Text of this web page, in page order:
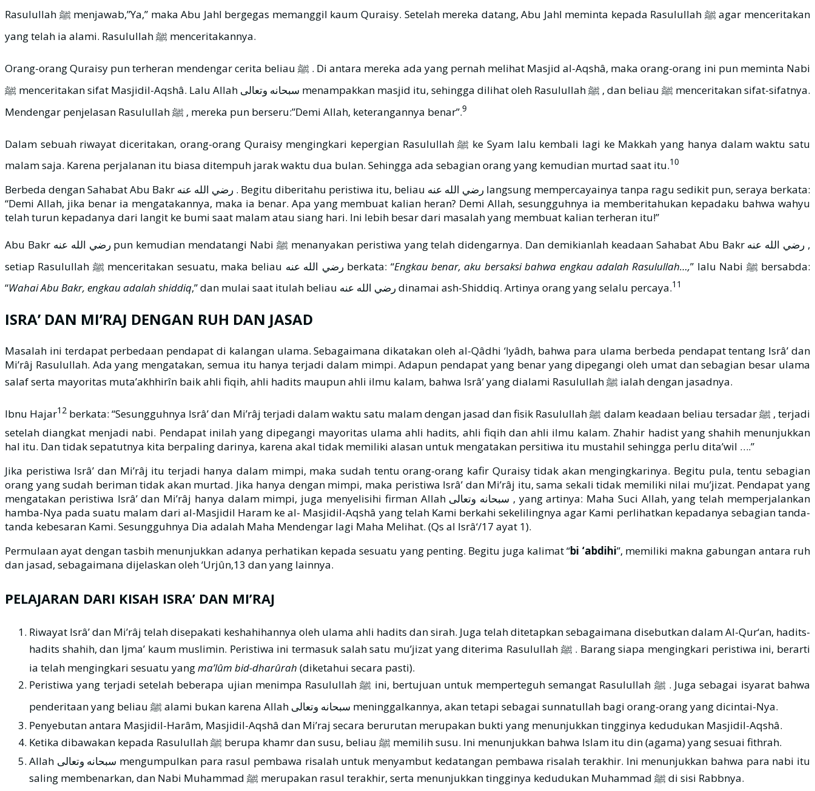
Rasulullah ﷺ menjawab,”Ya,” maka Abu Jahl bergegas memanggil kaum Quraisy. Setelah mereka datang, Abu Jahl meminta kepada Rasulullah ﷺ agar menceritakan
yang telah ia alami. Rasulullah ﷺ menceritakannya.
Orang-orang Quraisy pun terheran mendengar cerita beliau ﷺ . Di antara mereka ada yang pernah melihat Masjid al-Aqshâ, maka orang-orang ini pun meminta Nabi
ﷺ menceritakan sifat Masjidil-Aqshâ. Lalu Allah سبحانه وتعالى menampakkan masjid itu, sehingga dilihat oleh Rasulullah ﷺ , dan beliau ﷺ menceritakan sifat-sifatnya.
Mendengar penjelasan Rasulullah ﷺ , mereka pun berseru:”Demi Allah, keterangannya benar”.9
Dalam sebuah riwayat diceritakan, orang-orang Quraisy mengingkari kepergian Rasulullah ﷺ ke Syam lalu kembali lagi ke Makkah yang hanya dalam waktu satu
malam saja. Karena perjalanan itu biasa ditempuh jarak waktu dua bulan. Sehingga ada sebagian orang yang kemudian murtad saat itu.10
Berbeda dengan Sahabat Abu Bakr رضي الله عنه . Begitu diberitahu peristiwa itu, beliau رضي الله عنه langsung mempercayainya tanpa ragu sedikit pun, seraya berkata:
“Demi Allah, jika benar ia mengatakannya, maka ia benar. Apa yang membuat kalian heran? Demi Allah, sesungguhnya ia memberitahukan kepadaku bahwa wahyu
telah turun kepadanya dari langit ke bumi saat malam atau siang hari. Ini lebih besar dari masalah yang membuat kalian terheran itu!”
Abu Bakr رضي الله عنه pun kemudian mendatangi Nabi ﷺ menanyakan peristiwa yang telah didengarnya. Dan demikianlah keadaan Sahabat Abu Bakr رضي الله عنه ,
setiap Rasulullah ﷺ menceritakan sesuatu, maka beliau رضي الله عنه berkata: “Engkau benar, aku bersaksi bahwa engkau adalah Rasulullah…,” lalu Nabi ﷺ bersabda:
“Wahai Abu Bakr, engkau adalah shiddiq ,” dan mulai saat itulah beliau رضي الله عنه dinamai ash-Shiddiq. Artinya orang yang selalu percaya.11
ISRA’ DAN MI’RAJ DENGAN RUH DAN JASAD
Masalah ini terdapat perbedaan pendapat di kalangan ulama. Sebagaimana dikatakan oleh al-Qâdhi ‘Iyâdh, bahwa para ulama berbeda pendapat tentang Isrâ’ dan
Mi’râj Rasulullah. Ada yang mengatakan, semua itu hanya terjadi dalam mimpi. Adapun pendapat yang benar yang dipegangi oleh umat dan sebagian besar ulama
salaf serta mayoritas muta’akhhirîn baik ahli fiqih, ahli hadits maupun ahli ilmu kalam, bahwa Isrâ’ yang dialami Rasulullah ﷺ ialah dengan jasadnya.
Ibnu Hajar12 berkata: “Sesungguhnya Isrâ’ dan Mi’râj terjadi dalam waktu satu malam dengan jasad dan fisik Rasulullah ﷺ dalam keadaan beliau tersadar ﷺ , terjadi
setelah diangkat menjadi nabi. Pendapat inilah yang dipegangi mayoritas ulama ahli hadits, ahli fiqih dan ahli ilmu kalam. Zhahir hadist yang shahih menunjukkan
hal itu. Dan tidak sepatutnya kita berpaling darinya, karena akal tidak memiliki alasan untuk mengatakan persitiwa itu mustahil sehingga perlu dita’wil ….”
Jika peristiwa Isrâ’ dan Mi’râj itu terjadi hanya dalam mimpi, maka sudah tentu orang-orang kafir Quraisy tidak akan mengingkarinya. Begitu pula, tentu sebagian
orang yang sudah beriman tidak akan murtad. Jika hanya dengan mimpi, maka peristiwa Isrâ’ dan Mi’râj itu, sama sekali tidak memiliki nilai mu’jizat. Pendapat yang
mengatakan peristiwa Isrâ’ dan Mi’râj hanya dalam mimpi, juga menyelisihi firman Allah سبحانه وتعالى , yang artinya: Maha Suci Allah, yang telah memperjalankan
hamba-Nya pada suatu malam dari al-Masjidil Haram ke al- Masjidil-Aqshâ yang telah Kami berkahi sekelilingnya agar Kami perlihatkan kepadanya sebagian tanda-
tanda kebesaran Kami. Sesungguhnya Dia adalah Maha Mendengar lagi Maha Melihat. (Qs al Isrâ‘/17 ayat 1).
Permulaan ayat dengan tasbih menunjukkan adanya perhatikan kepada sesuatu yang penting. Begitu juga kalimat “bi ‘abdihi”, memiliki makna gabungan antara ruh
dan jasad, sebagaimana dijelaskan oleh ‘Urjûn,13 dan yang lainnya.
PELAJARAN DARI KISAH ISRA’ DAN MI’RAJ
Riwayat Isrâ’ dan Mi’râj telah disepakati keshahihannya oleh ulama ahli hadits dan sirah. Juga telah ditetapkan sebagaimana disebutkan dalam Al-Qur‘an, hadits-
hadits shahih, dan Ijma’ kaum muslimin. Peristiwa ini termasuk salah satu mu’jizat yang diterima Rasulullah ﷺ . Barang siapa mengingkari peristiwa ini, berarti
ia telah mengingkari sesuatu yangma’lûm bid-dharûrah (diketahui secara pasti).
Peristiwa yang terjadi setelah beberapa ujian menimpa Rasulullah ﷺ ini, bertujuan untuk memperteguh semangat Rasulullah ﷺ . Juga sebagai isyarat bahwa
penderitaan yang beliau ﷺ alami bukan karena Allah سبحانه وتعالى meninggalkannya, akan tetapi sebagai sunnatullah bagi orang-orang yang dicintai-Nya.
Penyebutan antara Masjidil-Harâm, Masjidil-Aqshâ dan Mi’raj secara berurutan merupakan bukti yang menunjukkan tingginya kedudukan Masjidil-Aqshâ.
Ketika dibawakan kepada Rasulullah ﷺ berupa khamr dan susu, beliau ﷺ memilih susu. Ini menunjukkan bahwa Islam itu din (agama) yang sesuai fithrah.
Allah سبحانه وتعالى mengumpulkan para rasul pembawa risalah untuk menyambut kedatangan pembawa risalah terakhir. Ini menunjukkan bahwa para nabi itu
saling membenarkan, dan Nabi Muhammad ﷺ merupakan rasul terakhir, serta menunjukkan tingginya kedudukan Muhammad ﷺ di sisi Rabbnya.